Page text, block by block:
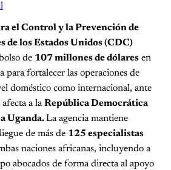
el Control y la Prevención de
de los Estados Unidos (CDC)
de 107 millones de dólares en
para fortalecer las operaciones de
doméstico como internacional, ante
a laRepública Democrática
Uganda.La agencia mantiene
de más de 125 especialistas
naciones africanas, incluyendo a
abocados de forma directa al apoyo